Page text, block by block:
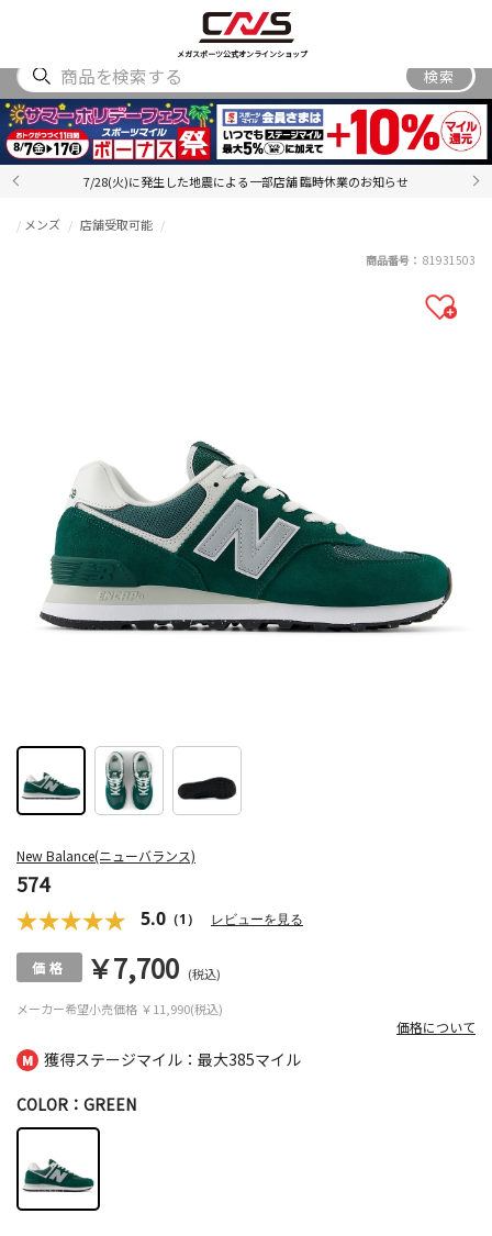
メガスポーツ公式オンラインショップ
ACCESSORY
検索
7/28(火)に発生した地震による一部店舗 臨時休業のお知らせ
獲得ステージマイル：最大385マイル
New Balance(ニューバランス)
574
5.0 （1） レビューを見る
メンズ 店舗受取可能
メーカー希望小売価格 ￥11,990(税込)
￥7,700 (税込)
価格について
商品番号： 81931503
COLOR：GREEN